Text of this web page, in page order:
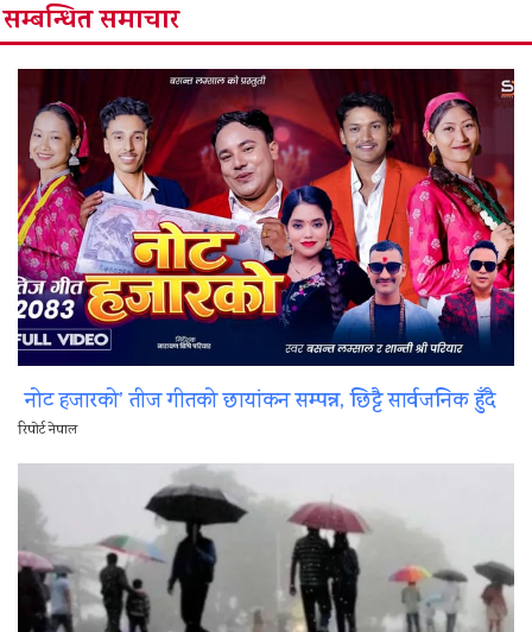
सम्बन्धित समाचार
नोट हजारको’ तीज गीतको छायांकन सम्पन्न, छिट्टै सार्वजनिक हुँदै
रिपोर्ट नेपाल